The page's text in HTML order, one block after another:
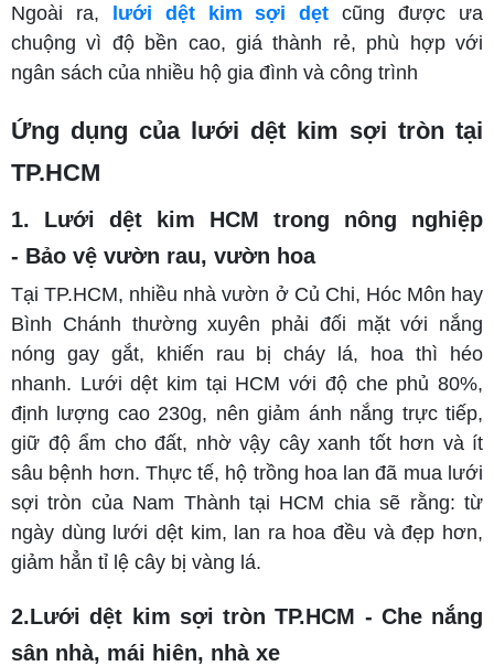
Ngoài ra, lưới dệt kim sợi dẹt cũng được ưa
chuộng vì độ bền cao, giá thành rẻ, phù hợp với
ngân sách của nhiều hộ gia đình và công trình
Ứng dụng của lưới dệt kim sợi tròn tại
TP.HCM
1. Lưới dệt kim HCM trong nông nghiệp
- Bảo vệ vườn rau, vườn hoa
Tại TP.HCM, nhiều nhà vườn ở Củ Chi, Hóc Môn hay
Bình Chánh thường xuyên phải đối mặt với nắng
nóng gay gắt, khiến rau bị cháy lá, hoa thì héo
nhanh. Lưới dệt kim tại HCM với độ che phủ 80%,
định lượng cao 230g, nên giảm ánh nắng trực tiếp,
giữ độ ẩm cho đất, nhờ vậy cây xanh tốt hơn và ít
sâu bệnh hơn. Thực tế, hộ trồng hoa lan đã mua lưới
sợi tròn của Nam Thành tại HCM chia sẽ rằng: từ
ngày dùng lưới dệt kim, lan ra hoa đều và đẹp hơn,
giảm hẳn tỉ lệ cây bị vàng lá.
2.Lưới dệt kim sợi tròn TP.HCM - Che nắng
sân nhà, mái hiên, nhà xe